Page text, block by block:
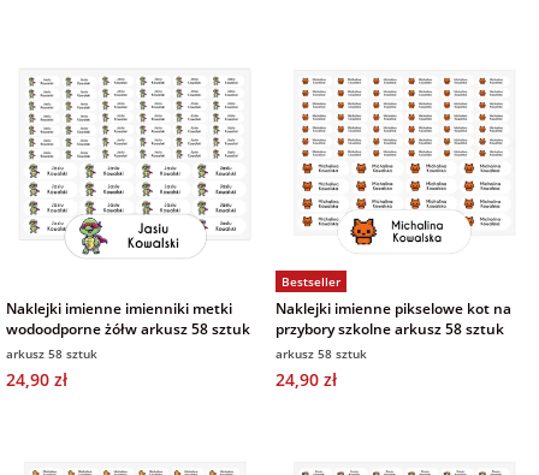
Naklejki imienne imienniki metki
wodoodporne żółw arkusz 58 sztuk
arkusz 58 sztuk
24,90 zł
Bestseller
Naklejki imienne pikselowe kot na
przybory szkolne arkusz 58 sztuk
arkusz 58 sztuk
24,90 zł